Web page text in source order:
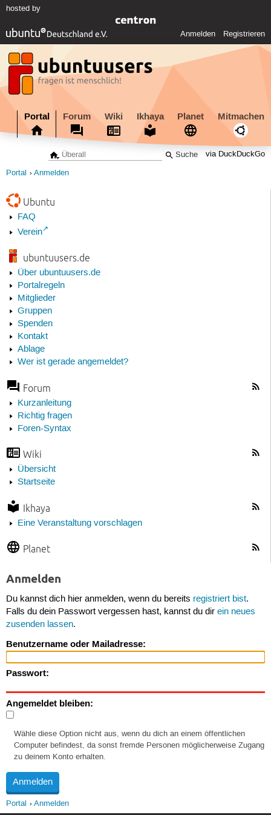
hosted by
Anmelden Registrieren
Portal Forum Wiki Ikhaya Planet Mitmachen
via DuckDuckGo
Portal Anmelden
Ubuntu
FAQ
Verein
ubuntuusers.de
Über ubuntuusers.de
Portalregeln
Mitglieder
Gruppen
Spenden
Kontakt
Ablage
Wer ist gerade angemeldet?
Forum
Kurzanleitung
Richtig fragen
Foren-Syntax
Wiki
Übersicht
Startseite
Ikhaya
Eine Veranstaltung vorschlagen
Planet
Anmelden
Du kannst dich hier anmelden, wenn du bereits registriert bist.
Falls du dein Passwort vergessen hast, kannst du dir ein neues
zusenden lassen.
Benutzername oder Mailadresse:
Passwort:
Angemeldet bleiben:
Wähle diese Option nicht aus, wenn du dich an einem öffentlichen
Computer befindest, da sonst fremde Personen möglicherweise Zugang
zu deinem Konto erhalten.
Portal Anmelden